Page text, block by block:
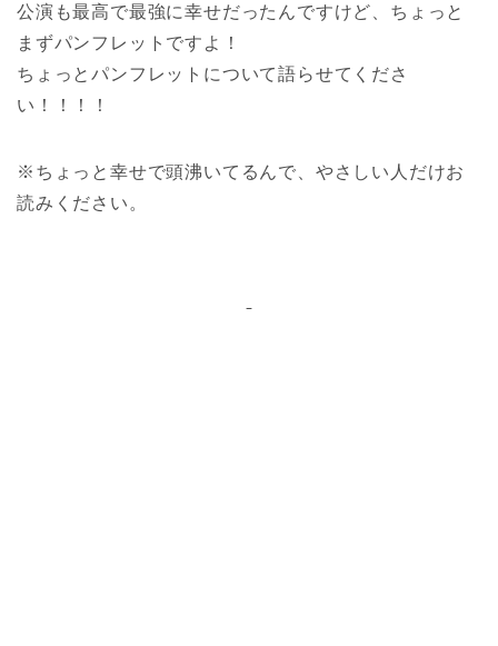
公演も最高で最強に幸せだったんですけど、ちょっと
まずパンフレットですよ！
ちょっとパンフレットについて語らせてくださ
い！！！！
※ちょっと幸せで頭沸いてるんで、やさしい人だけお
読みください。